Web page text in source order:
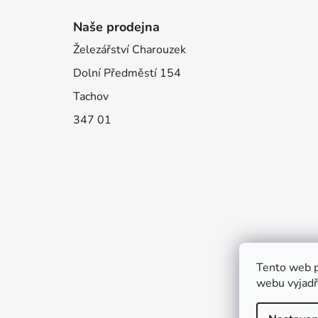
Tento web
webu
Naše prodejna
Železářství Charouzek
Dolní Předměstí 154
Tachov
347 01